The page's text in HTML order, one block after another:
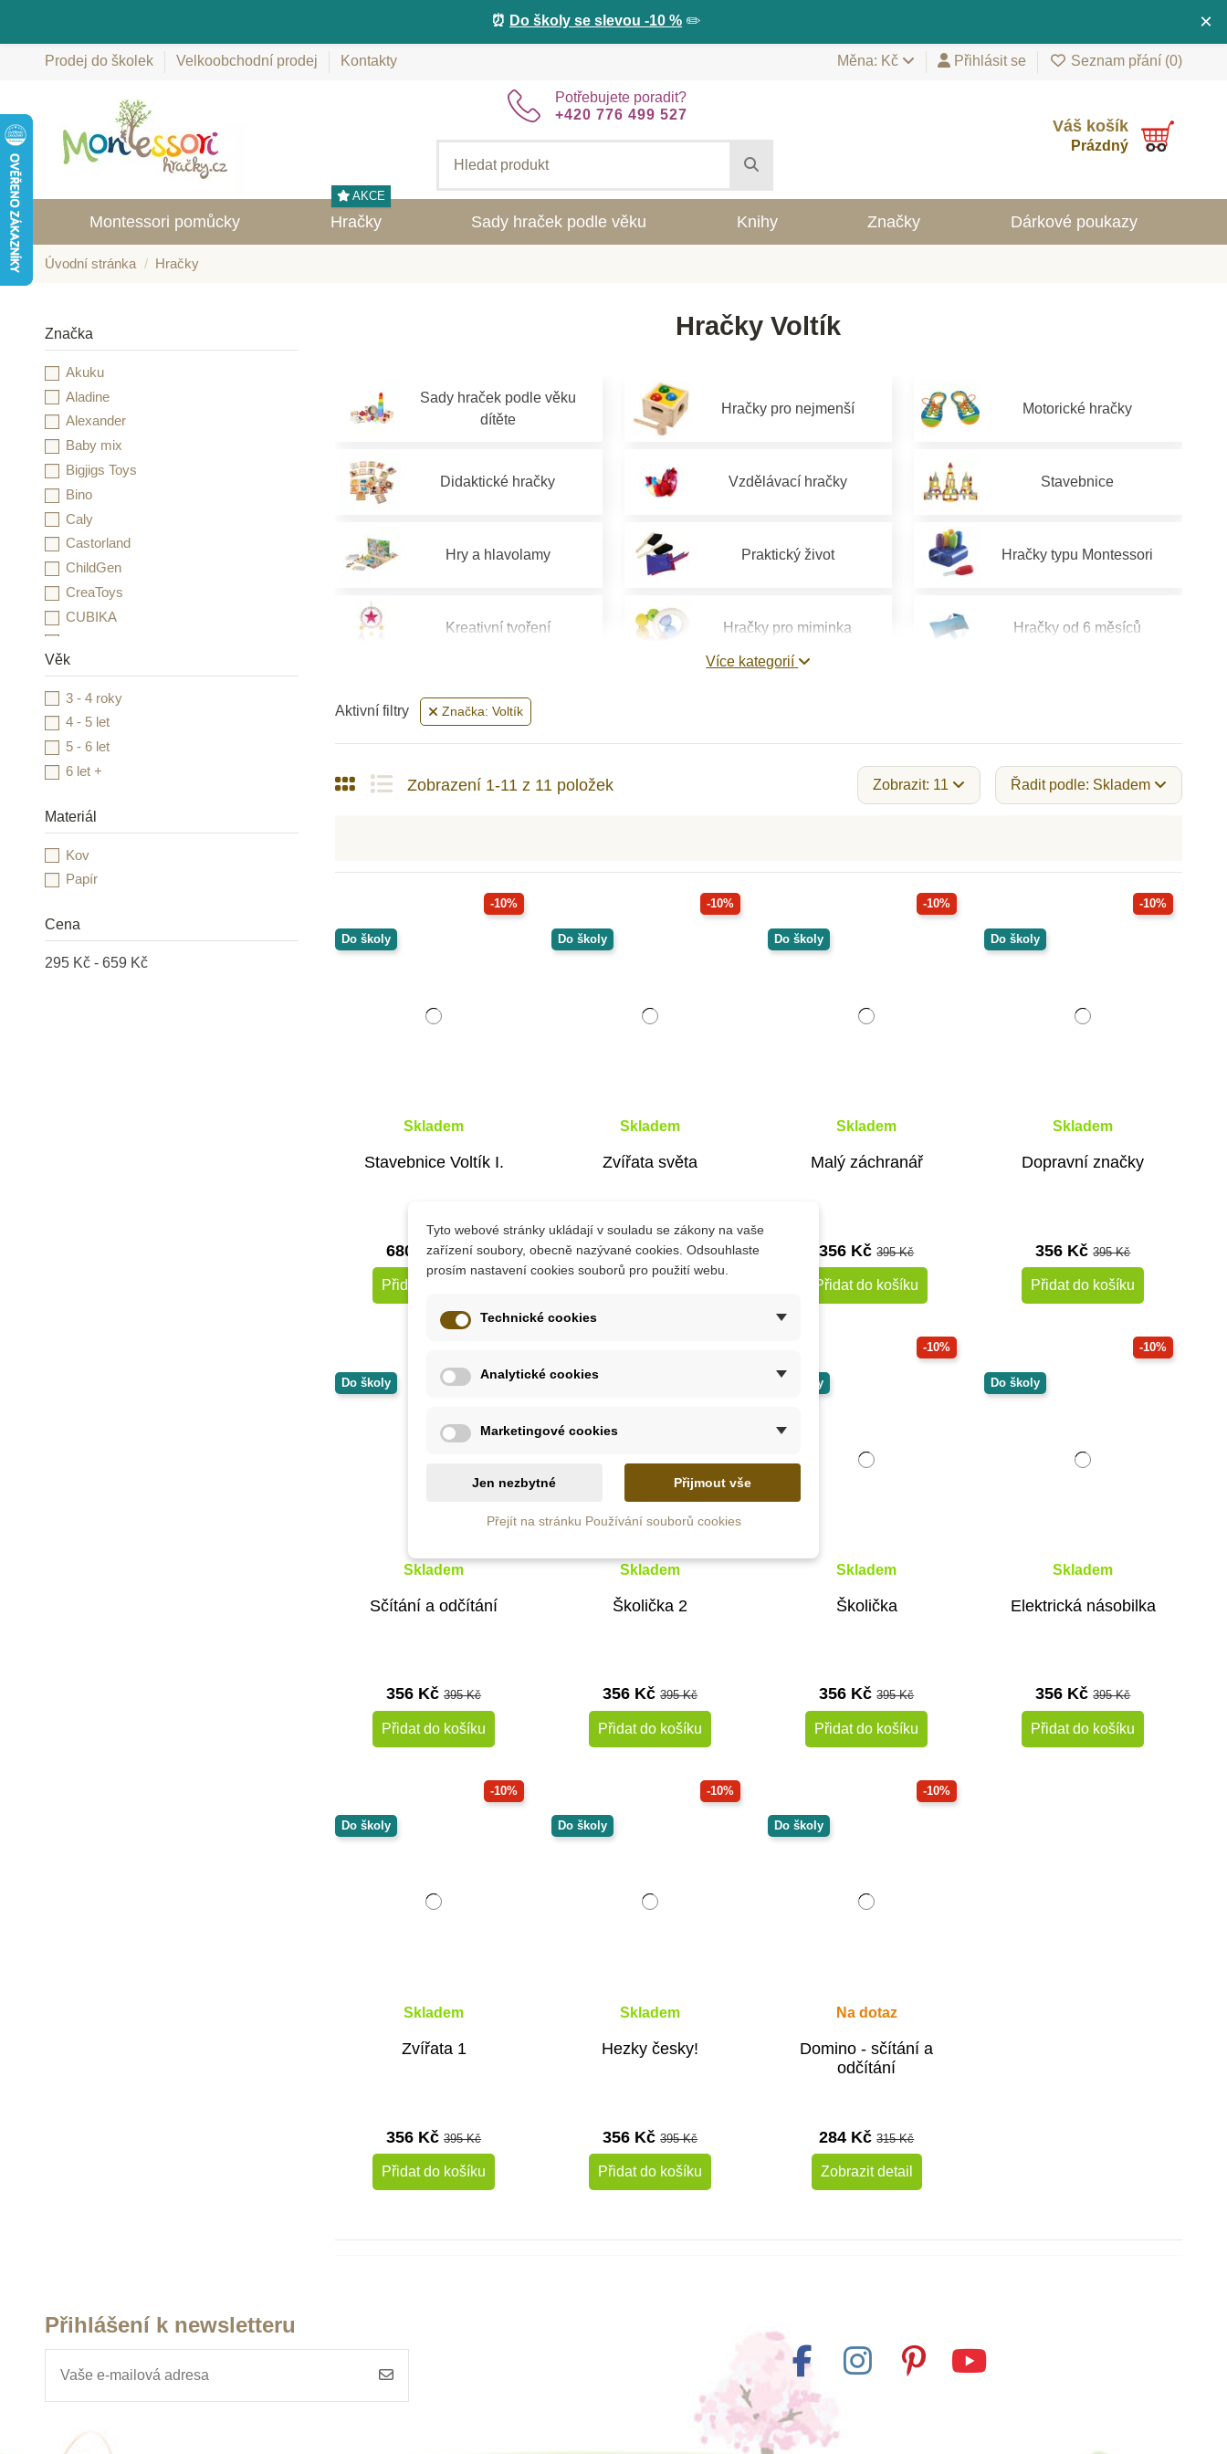
×
⏰ Do školy se slevou -10 % ✏️
Prodej do školek Velkoobchodní prodej Kontakty Měna: Kč Přihlásit se Seznam přání (0)
Potřebujete poradit?
+420 776 499 527
Váš košík
Prázdný
Montessori pomůcky Hračky
AKCE
Sady hraček podle věku Knihy Značky Dárkové poukazy
Úvodní stránka Hračky
Hračky Voltík
Sady hraček podle věku
dítěte
Hračky pro nejmenší Motorické hračky
Didaktické hračky Vzdělávací hračky Stavebnice
Hry a hlavolamy Praktický život Hračky typu Montessori
Kreativní tvoření Hračky pro miminka Hračky od 6 měsíců
Hračky pro děti 1 rok
Hračky pro děti od 5 let Hračky pro děti od 6 let
Více kategorií
Aktivní filtry Značka: Voltík
Zobrazení 1-11 z 11 položek Zobrazit: 11 Řadit podle: Skladem
-10%
Do školy
Skladem
Stavebnice Voltík I.
680 Kč755 Kč
Přidat do košíku
-10%
Do školy
Skladem
Zvířata světa
356 Kč395 Kč
-10%
Do školy
Skladem
Malý záchranář
356 Kč395 Kč
Přidat do košíku
-10%
Do školy
Skladem
Dopravní značky
356 Kč395 Kč
Přidat do košíku
Do školy
Skladem
Sčítání a odčítání
356 Kč395 Kč
Přidat do košíku
Do školy
Skladem
Školička 2
356 Kč395 Kč
Přidat do košíku
-10%
Do školy
Skladem
Školička
356 Kč395 Kč
Přidat do košíku
-10%
Do školy
Skladem
Elektrická násobilka
356 Kč395 Kč
Přidat do košíku
-10%
Do školy
Skladem
Zvířata 1
356 Kč395 Kč
Přidat do košíku
-10%
Do školy
Skladem
Hezky česky!
356 Kč395 Kč
Přidat do košíku
-10%
Do školy
Na dotaz
Domino - sčítání a
odčítání
284 Kč315 Kč
Zobrazit detail
Značka
Akuku
Aladine
Alexander
Baby mix
Bigjigs Toys
Bino
Caly
Castorland
ChildGen
CreaToys
CUBIKA
Djeco
Duhová kočka
Dvě děti
Educo
Esence
Folia
Goki
Grafix
Heimess
Infantino
INFOA
Věk
3 - 4 roky
4 - 5 let
5 - 6 let
6 let +
Materiál
Kov
Papír
Cena
295 Kč - 659 Kč
Přihlášení k newsletteru
Tyto webové stránky ukládají v souladu se zákony na vaše
zařízení soubory, obecně nazývané cookies. Odsouhlaste
prosím nastavení cookies souborů pro použití webu.
Technické cookies
Analytické cookies
Marketingové cookies
Jen nezbytné Přijmout vše
Přejít na stránku Používání souborů cookies